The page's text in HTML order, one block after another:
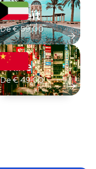
Koweït
De€59,00
Chine
De€49,00